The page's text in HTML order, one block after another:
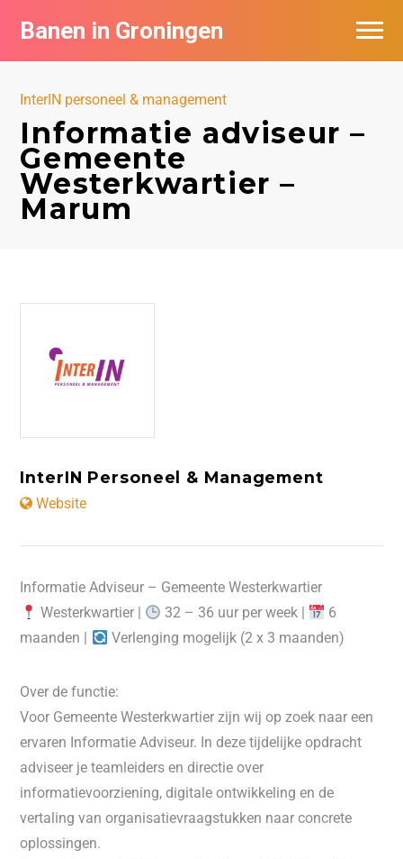
Banen in Groningen
InterIN personeel & management
Informatie adviseur –
Gemeente
Westerkwartier –
Marum
InterIN Personeel & Management
Website
Informatie Adviseur – Gemeente Westerkwartier
Westerkwartier |
32 – 36 uur per week |
6
maanden |
Verlenging mogelijk (2 x 3 maanden)
Over de functie:
Voor Gemeente Westerkwartier zijn wij op zoek naar een
ervaren Informatie Adviseur. In deze tijdelijke opdracht
adviseer je teamleiders en directie over
informatievoorziening, digitale ontwikkeling en de
vertaling van organisatievraagstukken naar concrete
oplossingen.
Vacatures per bedrijf
De populairste vacatures in Groningen
Nieuwsbrief feed